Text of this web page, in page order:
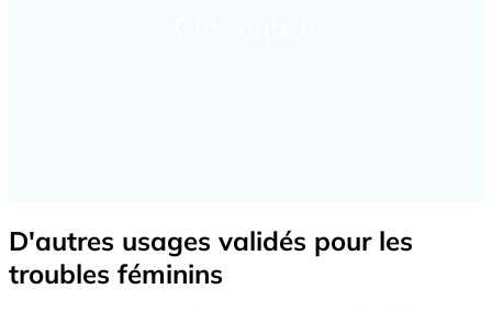
D'autres usages validés pour les
troubles féminins